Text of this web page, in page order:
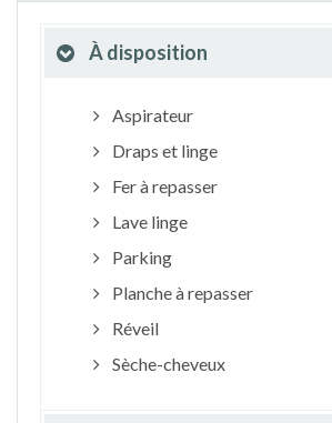
À disposition
Aspirateur
Draps et linge
Fer à repasser
Lave linge
Parking
Planche à repasser
Réveil
Sèche-cheveux